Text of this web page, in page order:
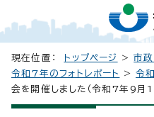
現在位置： トップページ >市
令和7年のフォトレポート
>令
会を開催しました（令和7年9月